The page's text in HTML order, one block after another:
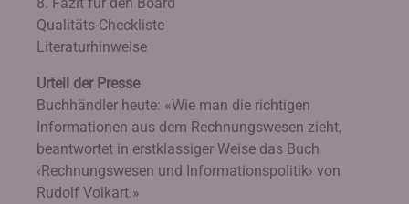
Qualitäts-Checkliste
Literaturhinweise
Urteil der Presse
Buchhändler heute: «Wie man die richtigen
Informationen aus dem Rechnungswesen zieht,
beantwortet in erstklassiger Weise das Buch
‹Rechnungswesen und Informationspolitik› von
Rudolf Volkart.»